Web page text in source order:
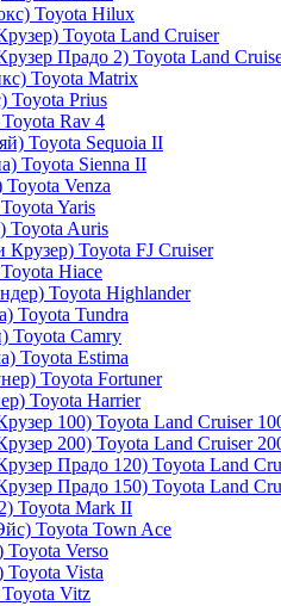
Toyota Hilux
Toyota Land Cruiser
Toyota Land
Toyota Matrix
Toyota Prius
Toyota Rav 4
Toyota Sequoia II
Toyota Sienna II
Toyota Venza
Toyota Yaris
Toyota Auris
Toyota FJ Cruiser
Toyota Hiace
Toyota Highlander
Toyota Tundra
Toyota Camry
Toyota Estima
Toyota Fortuner
Toyota Harrier
Toyota Land Cruiser
Toyota Land Cruiser
Toyota Land
Toyota Land
Toyota Mark II
Toyota Town Ace
Toyota Verso
Toyota Vista
Toyota Vitz